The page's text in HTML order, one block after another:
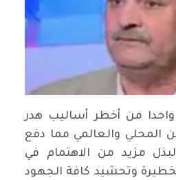
من أخطر أساليب هدر
المحلي والعالمي مما دفع
مزيد من الاهتمام في
وتحشيد كافة الجهود